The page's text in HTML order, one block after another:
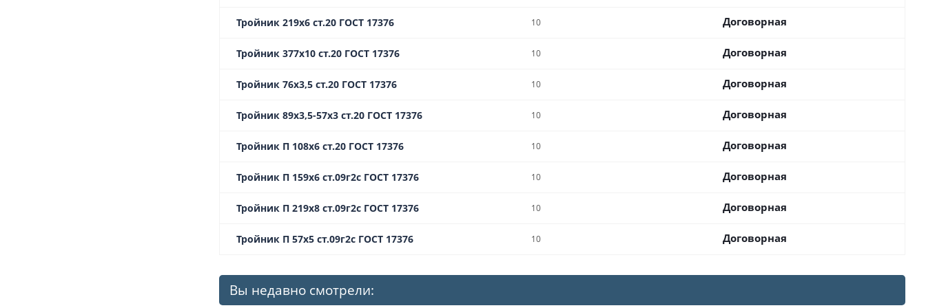
Тройник 219х6 ст.20 ГОСТ 17376 10 Договорная
Тройник 377х10 ст.20 ГОСТ 17376 10 Договорная
Тройник 76х3,5 ст.20 ГОСТ 17376 10 Договорная
Тройник 89х3,5-57х3 ст.20 ГОСТ 17376 10 Договорная
Тройник П 108х6 ст.20 ГОСТ 17376 10 Договорная
Тройник П 159х6 ст.09г2с ГОСТ 17376 10 Договорная
Тройник П 219х8 ст.09г2с ГОСТ 17376 10 Договорная
Тройник П 57х5 ст.09г2с ГОСТ 17376 10 Договорная
Вы недавно смотрели: